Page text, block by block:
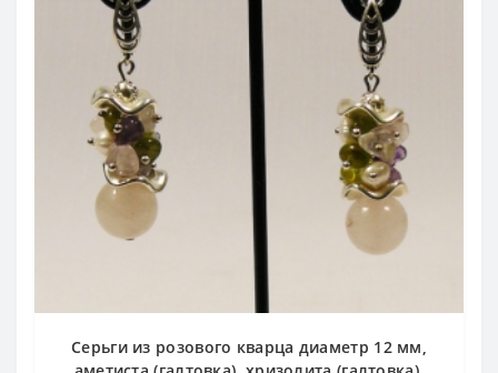
Серьги из розового кварца диаметр 12 мм,